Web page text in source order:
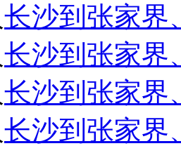
长沙到张家界
长沙到张家界
长沙到张家界
长沙到张家界